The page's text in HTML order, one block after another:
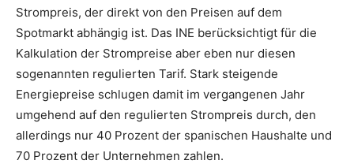
Strompreis, der direkt von den Preisen auf dem
Spotmarkt abhängig ist. Das INE berücksichtigt für die
Kalkulation der Strompreise aber eben nur diesen
sogenannten regulierten Tarif. Stark steigende
Energiepreise schlugen damit im vergangenen Jahr
umgehend auf den regulierten Strompreis durch, den
allerdings nur 40 Prozent der spanischen Haushalte und
70 Prozent der Unternehmen zahlen.